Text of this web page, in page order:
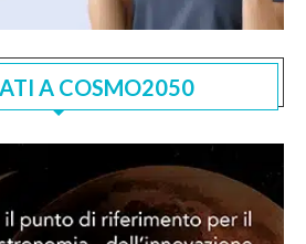
A COSMO2050